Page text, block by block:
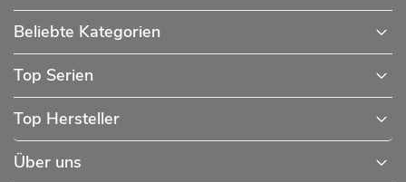
Beliebte Kategorien
Top Serien
Top Hersteller
Über uns